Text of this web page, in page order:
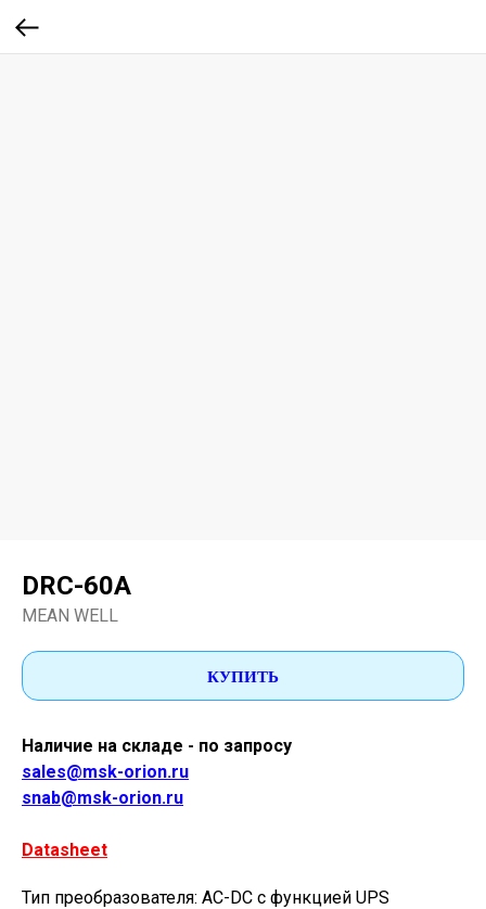
DRC-60A
MEAN WELL
КУПИТЬ
Наличие на складе - по запросу
sales@msk-orion.ru
snab@msk-orion.ru
Datasheet
Тип преобразователя: AC-DC с функцией UPS